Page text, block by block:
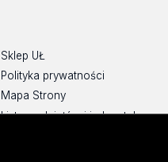
Sklep UŁ
Polityka prywatności
Mapa Strony
Lista wydziałów i jednostek